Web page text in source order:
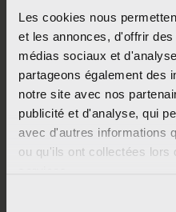
Les cookies nous
et les annonces, d'offrir
médias sociaux et
partageons également des
notre site avec nos
publicité et d'analyse, qui
avec d'autres informations
ou qu'ils ont collectées lors
© Italcer S.p.A. SB All Right Reserved |
Informativa per fornitori e clienti
NUOVE COLLEZIONI
PURO
WABI SABI
MOON CREAM